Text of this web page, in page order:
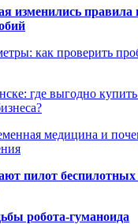
изменились правила
как проверить
где выгодно купить
медицина и
пилот беспилотных
робота-гуманоида